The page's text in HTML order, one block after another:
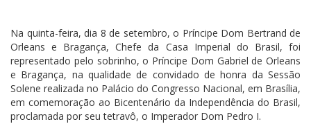
Na quinta-feira, dia 8 de setembro, o Príncipe Dom Bertrand de
Orleans e Bragança, Chefe da Casa Imperial do Brasil, foi
representado pelo sobrinho, o Príncipe Dom Gabriel de Orleans
e Bragança, na qualidade de convidado de honra da Sessão
Solene realizada no Palácio do Congresso Nacional, em Brasília,
em comemoração ao Bicentenário da Independência do Brasil,
proclamada por seu tetravô, o Imperador Dom Pedro I.